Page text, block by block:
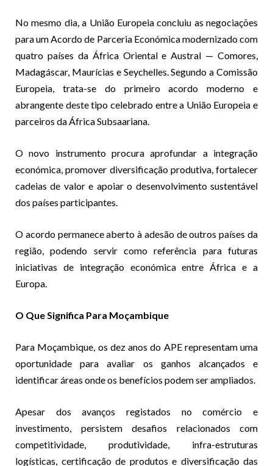
No mesmo dia, a União Europeia concluiu as negociações
para um Acordo de Parceria Económica modernizado com
quatro países da África Oriental e Austral — Comores,
Madagáscar, Maurícias e Seychelles. Segundo a Comissão
Europeia, trata-se do primeiro acordo moderno e
abrangente deste tipo celebrado entre a União Europeia e
parceiros da África Subsaariana.
O novo instrumento procura aprofundar a integração
económica, promover diversificação produtiva, fortalecer
cadeias de valor e apoiar o desenvolvimento sustentável
dos países participantes.
O acordo permanece aberto à adesão de outros países da
região, podendo servir como referência para futuras
iniciativas de integração económica entre África e a
Europa.
O Que Significa Para Moçambique
Para Moçambique, os dez anos do APE representam uma
oportunidade para avaliar os ganhos alcançados e
identificar áreas onde os benefícios podem ser ampliados.
Apesar dos avanços registados no comércio e
investimento, persistem desafios relacionados com
competitividade, produtividade, infra-estruturas
logísticas, certificação de produtos e diversificação das